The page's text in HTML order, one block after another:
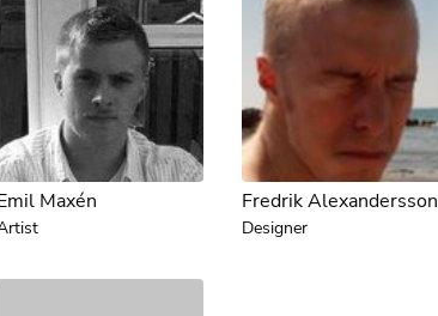
Maxén Fredrik Alexandersson
Designer